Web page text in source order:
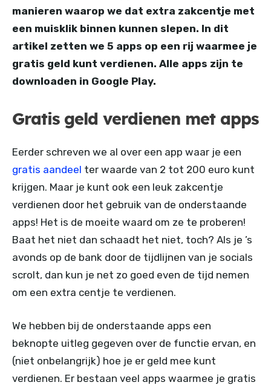
manieren waarop we dat extra zakcentje met
een muisklik binnen kunnen slepen. In dit
artikel zetten we 5 apps op een rij waarmee je
gratis geld kunt verdienen. Alle apps zijn te
downloaden in Google Play.
Gratis geld verdienen met apps
Eerder schreven we al over een app waar je een
gratis aandeel ter waarde van 2 tot 200 euro kunt
krijgen. Maar je kunt ook een leuk zakcentje
verdienen door het gebruik van de onderstaande
apps! Het is de moeite waard om ze te proberen!
Baat het niet dan schaadt het niet, toch? Als je ’s
avonds op de bank door de tijdlijnen van je socials
scrolt, dan kun je net zo goed even de tijd nemen
om een extra centje te verdienen.
We hebben bij de onderstaande apps een
beknopte uitleg gegeven over de functie ervan, en
(niet onbelangrijk) hoe je er geld mee kunt
verdienen. Er bestaan veel apps waarmee je gratis